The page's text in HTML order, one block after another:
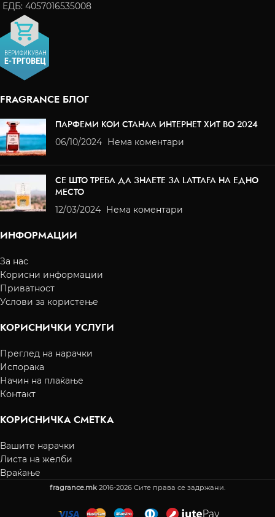
ЕДБ: 4057016535008
FRAGRANCE БЛОГ
ПАРФЕМИ КОИ СТАНАА ИНТЕРНЕТ ХИТ ВО 2024
06/10/2024 Нема коментари
СЕ ШТО ТРЕБА ДА ЗНАЕТЕ ЗА LATTAFA НА ЕДНО
МЕСТО
12/03/2024 Нема коментари
ИНФОРМАЦИИ
За нас
Корисни информации
Приватност
Услови за користење
КОРИСНИЧКИ УСЛУГИ
Преглед на нарачки
Испорака
Начин на плаќање
Контакт
КОРИСНИЧКА СМЕТКА
Вашите нарачки
Листа на желби
Враќање
fragrance.mk 2016-2026 Сите права се задржани.